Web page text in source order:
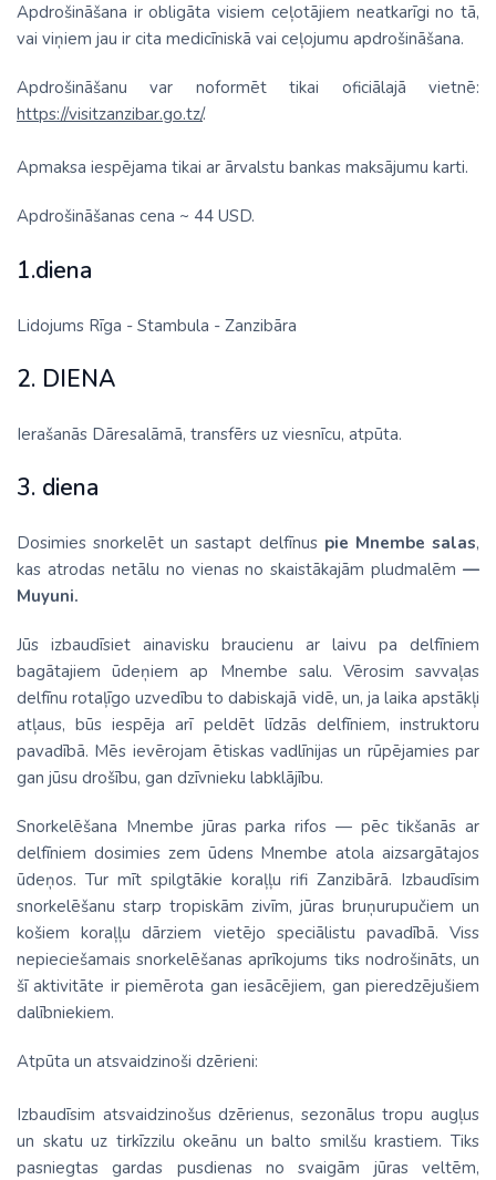
Apdrošināšana ir obligāta visiem ceļotājiem neatkarīgi no tā,
vai viņiem jau ir cita medicīniskā vai ceļojumu apdrošināšana.
Apdrošināšanu var noformēt tikai oficiālajā vietnē:
https://visitzanzibar.go.tz/.
Apmaksa iespējama tikai ar ārvalstu bankas maksājumu karti.
Apdrošināšanas cena ~ 44 USD.
1.diena
Lidojums Rīga - Stambula - Zanzibāra
2. DIENA
Ierašanās Dāresalāmā, transfērs uz viesnīcu, atpūta.
3. diena
Dosimies snorkelēt un sastapt delfīnus pie Mnembe salas,
kas atrodas netālu no vienas no skaistākajām pludmalēm —
Muyuni.
Jūs izbaudīsiet ainavisku braucienu ar laivu pa delfīniem
bagātajiem ūdeņiem ap Mnembe salu. Vērosim savvaļas
delfīnu rotaļīgo uzvedību to dabiskajā vidē, un, ja laika apstākļi
atļaus, būs iespēja arī peldēt līdzās delfīniem, instruktoru
pavadībā. Mēs ievērojam ētiskas vadlīnijas un rūpējamies par
gan jūsu drošību, gan dzīvnieku labklājību.
Snorkelēšana Mnembe jūras parka rifos — pēc tikšanās ar
delfīniem dosimies zem ūdens Mnembe atola aizsargātajos
ūdeņos. Tur mīt spilgtākie koraļļu rifi Zanzibārā. Izbaudīsim
snorkelēšanu starp tropiskām zivīm, jūras bruņurupučiem un
košiem koraļļu dārziem vietējo speciālistu pavadībā. Viss
nepieciešamais snorkelēšanas aprīkojums tiks nodrošināts, un
šī aktivitāte ir piemērota gan iesācējiem, gan pieredzējušiem
dalībniekiem.
Atpūta un atsvaidzinoši dzērieni:
Izbaudīsim atsvaidzinošus dzērienus, sezonālus tropu augļus
un skatu uz tirkīzzilu okeānu un balto smilšu krastiem. Tiks
pasniegtas gardas pusdienas no svaigām jūras veltēm,